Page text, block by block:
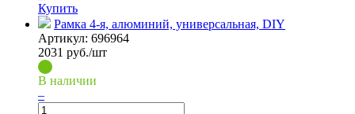
Купить
Рамка 4-я, алюминий, универсальная, DIY
Артикул: 696964
2031 руб./шт
В наличии
–